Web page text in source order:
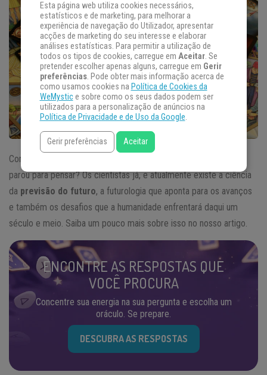
Como será o mundo e a vida humana daqui a 150 anos? Você já
parou para pensar? Os cientistas já, e atualmente existe a ciência
da previsão do futuro, a futurologia que aponta para os avanços
e também os desafios que a humanidade enfrentará daqui um
século e meio. Saiba um pouco mais sobre isso no nosso artigo.
ENCONTRE AS RESPOSTAS QUE
VOCÊ PROCURA
Concentre sua energia na sua pergunta e escolha um
oráculo. Se prepare.
DESCUBRA AS RESPOSTAS
Esta página web utiliza cookies necessários,
estatísticos e de marketing, para melhorar a
experiência de navegação do Utilizador, apresentar
acções de marketing do seu interesse e elaborar
análises estatísticas. Para permitir a utilização de
todos os tipos de cookies, carregue em Aceitar. Se
pretender escolher apenas alguns, carregue em Gerir
preferências. Pode obter mais informação acerca de
como usamos cookies na Política de Cookies da
WeMystice sobre como os seus dados podem ser
utilizados para a personalização de anúncios na
Política de Privacidade e de Uso da Google.
Gerir preferências Aceitar